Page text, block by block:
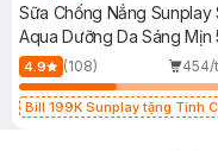
Sữa Chống Nắng Sunplay
Aqua Dưỡng Da Sáng Mịn
4.9 (108)
454/
Bill 199K Sunplay tặng Tinh